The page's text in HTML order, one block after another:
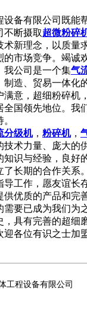
备有限公司既能
不断摄取超微粉碎
术新理念，以质量
的市场竞争。竭诚
我公司是一个集气
制造、贸易一体化
满意，超细粉碎机
全国领先地位。我
分级机， 粉碎机，
技术力量、庞大的
知识与经验，良好
了长期的合作关系
工作，愿友谊长
供优质的产品和完
需要已成为我们为
，具有完善的超细
迎各位有识之士加
工程设备有限公司